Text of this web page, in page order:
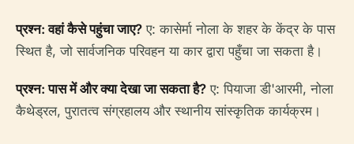
प्रश्न: वहां कैसे पहुंचा जाए? ए: कासेर्मा नोला के शहर के केंद्र के पास
स्थित है, जो सार्वजनिक परिवहन या कार द्वारा पहुँचा जा सकता है।
प्रश्न: पास में और क्या देखा जा सकता है? ए: पियाजा डी'आरमी, नोला
कैथेड्रल, पुरातत्व संग्रहालय और स्थानीय सांस्कृतिक कार्यक्रम।